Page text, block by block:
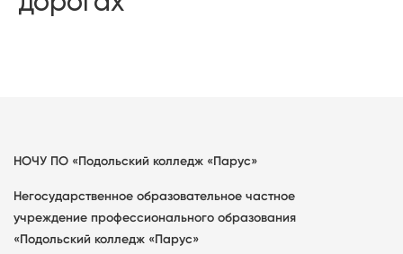
НОЧУ ПО «Подольский колледж «Парус»
Негосударственное образовательное частное
учреждение профессионального образования
«Подольский колледж «Парус»